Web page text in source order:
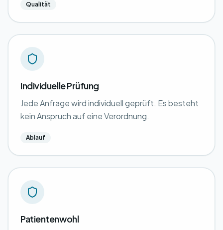
Qualität
Individuelle Prüfung
Jede Anfrage wird individuell geprüft. Es besteht
kein Anspruch auf eine Verordnung.
Ablauf
Patientenwohl